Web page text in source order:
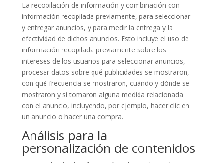
La recopilación de información y combinación con
información recopilada previamente, para seleccionar
y entregar anuncios, y para medir la entrega y la
efectividad de dichos anuncios. Esto incluye el uso de
información recopilada previamente sobre los
intereses de los usuarios para seleccionar anuncios,
procesar datos sobre qué publicidades se mostraron,
con qué frecuencia se mostraron, cuándo y dónde se
mostraron y si tomaron alguna medida relacionada
con el anuncio, incluyendo, por ejemplo, hacer clic en
un anuncio o hacer una compra.
Análisis para la
personalización de contenidos